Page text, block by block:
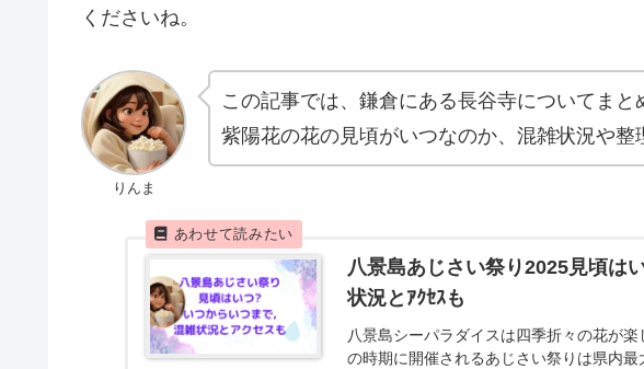
くださいね。
りんま
この記事では、鎌倉にある長谷寺についてまと
紫陽花の花の見頃がいつなのか、混雑状況や整
八景島あじさい祭り2025見頃は
状況とｱｸｾｽも
八景島シーパラダイスは四季折々の花が
の時期に開催されるあじさい祭りは県内